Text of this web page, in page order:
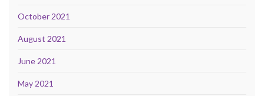
October 2021
August 2021
June 2021
May 2021